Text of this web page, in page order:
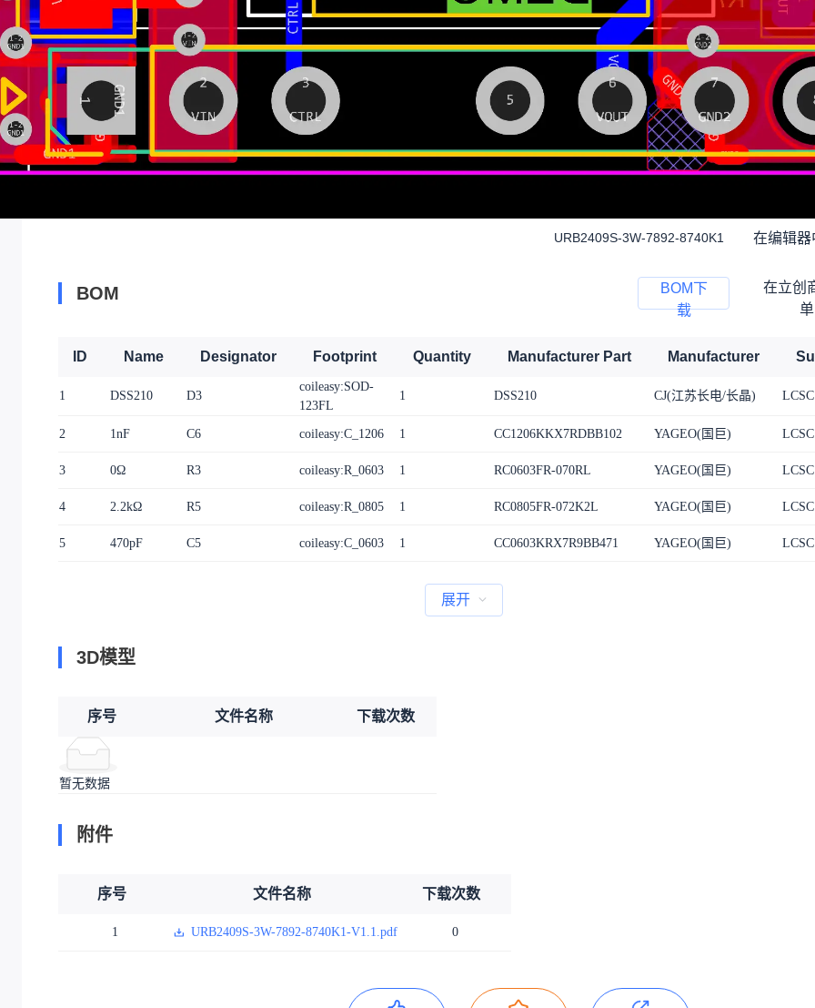
URB2409S-3W-7892-8740K1 在编辑器
BOM
BOM下
载
在立创
单
ID Name Designator Footprint Quantity Manufacturer Part Manufacturer
1 DSS210 D3
coileasy:SOD-
123FL
1 DSS210 CJ(江苏长电/长晶) LCSC
2 1nF C6 coileasy:C_1206 1 CC1206KKX7RDBB102 YAGEO(国巨) LCSC
3 0Ω R3 coileasy:R_0603 1 RC0603FR-070RL YAGEO(国巨) LCSC
4 2.2kΩ R5 coileasy:R_0805 1 RC0805FR-072K2L YAGEO(国巨) LCSC
5 470pF C5 coileasy:C_0603 1 CC0603KRX7R9BB471 YAGEO(国巨) LCSC
展开
3D模型
序号 文件名称 下载次数
暂无数据
附件
序号 文件名称 下载次数
1 URB2409S-3W-7892-8740K1-V1.1.pdf 0